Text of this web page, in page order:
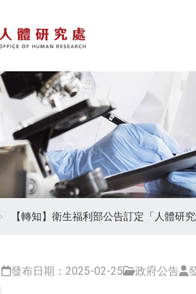
【轉知】衛生福利部公告訂定「人體研
發布日期：2025-02-25 政府公告